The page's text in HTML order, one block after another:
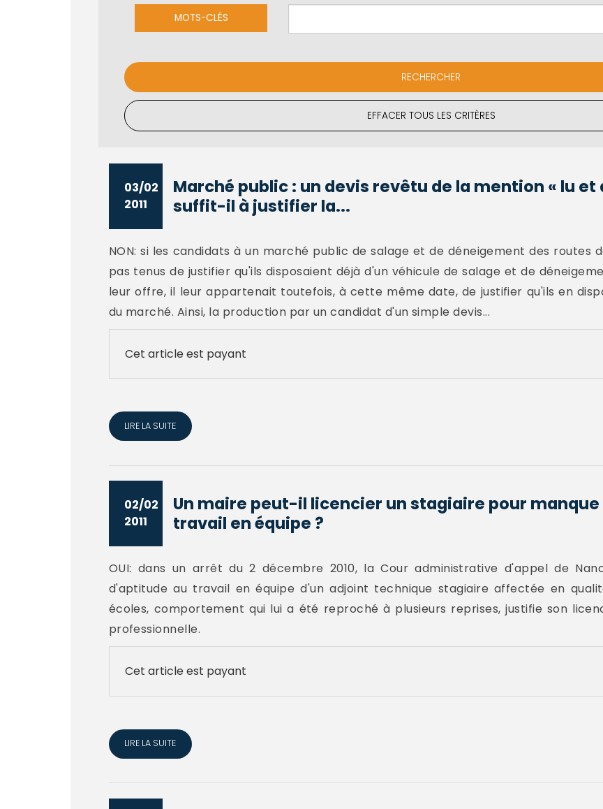
MOTS-CLÉS
EFFACER TOUS LES CRITÈRES
03/02
2011
Marché public : un devis revêtu de la mention « lu et
suffit-il à justifier la...
NON: si les candidats à un marché public de salage et de déneigement des routes
pas tenus de justifier qu'ils disposaient déjà d'un véhicule de salage et de
leur offre, il leur appartenait toutefois, à cette même date, de justifier qu'ils en
du marché. Ainsi, la production par un candidat d'un simple devis...
Cet article est payant
LIRE LA SUITE
02/02
2011
Un maire peut-il licencier un stagiaire pour
travail en équipe ?
OUI: dans un arrêt du 2 décembre 2010, la Cour administrative d'appel de
d'aptitude au travail en équipe d'un adjoint technique stagiaire affectée en
écoles, comportement qui lui a été reproché à plusieurs reprises, justifie son
professionnelle.
Cet article est payant
LIRE LA SUITE